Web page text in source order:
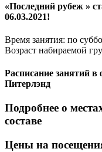
«Последний рубеж »
06.03.2021!
Время занятия: по
Возраст набираемой
Расписание занятий
Питерлэнд
Подробнее о
составе
Цены на